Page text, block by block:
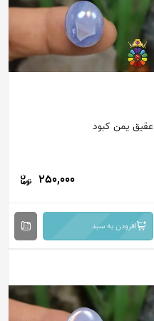
عقیق یمن کبود
250,000
افزودن به سبد